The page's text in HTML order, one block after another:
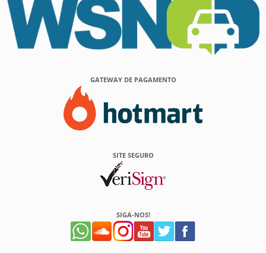
GATEWAY DE PAGAMENTO
SITE SEGURO
SIGA-NOS!